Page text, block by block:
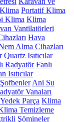
Klima Portatif Klima
Klima Klima
Vantilatörleri
Hava
Alma Cihazları
Quartz Isıtıcılar
Radyatör Fanlı
Isıtıcılar
Şofbenler Ani Su
Vanaları
Parça Klima
Temizleme
Şömineler